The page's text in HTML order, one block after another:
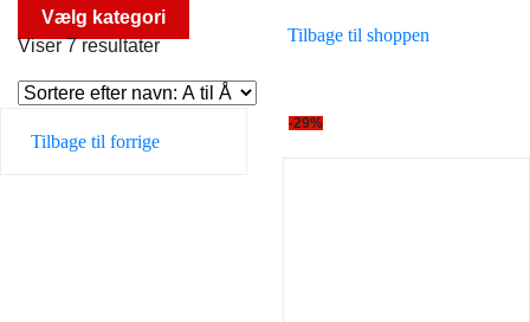
Tilbage til shoppen
Vælg kategori
Viser 7 resultater
Tilbage til forrige
-29%